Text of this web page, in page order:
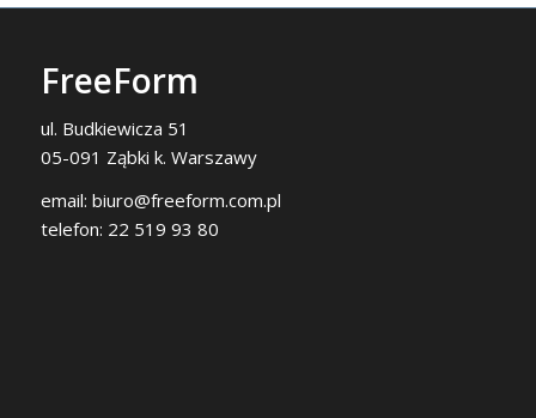
FreeForm
ul. Budkiewicza 51
05-091 Ząbki k. Warszawy
email: biuro@freeform.com.pl
telefon: 22 519 93 80